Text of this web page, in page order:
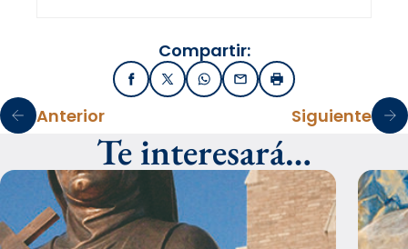
Compartir:
FacebookX / TwitterWhatsApp
EmailImprimir
Anterior Siguiente
Te interesará…